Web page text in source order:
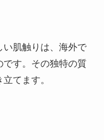
肌触りは、海外で
です。その独特の質
てます。